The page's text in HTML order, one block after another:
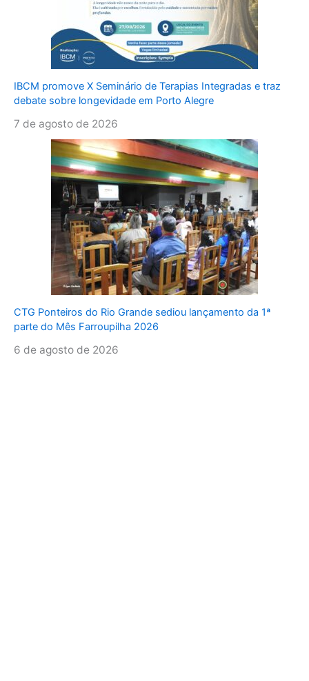
IBCM promove X Seminário de Terapias Integradas e traz
debate sobre longevidade em Porto Alegre
7 de agosto de 2026
CTG Ponteiros do Rio Grande sediou lançamento da 1ª
parte do Mês Farroupilha 2026
6 de agosto de 2026